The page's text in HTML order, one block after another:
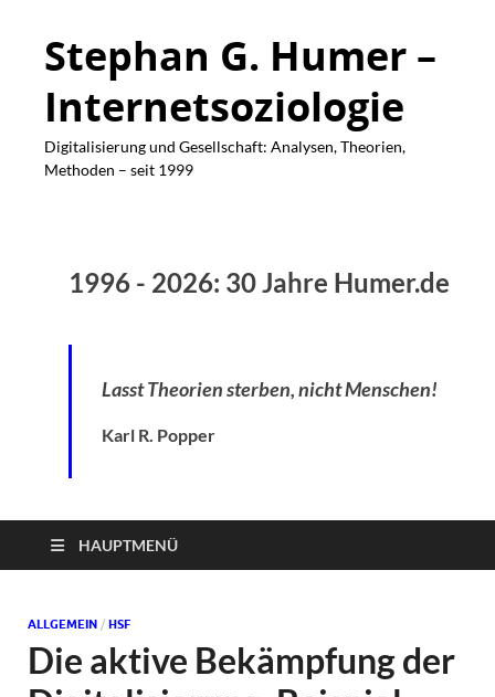
Stephan G. Humer –
Internetsoziologie
Digitalisierung und Gesellschaft: Analysen, Theorien,
Methoden – seit 1999
1996 - 2026: 30 Jahre Humer.de
Lasst Theorien sterben, nicht Menschen!
Karl R. Popper
HAUPTMENÜ
ALLGEMEIN / HSF
Die aktive Bekämpfung der